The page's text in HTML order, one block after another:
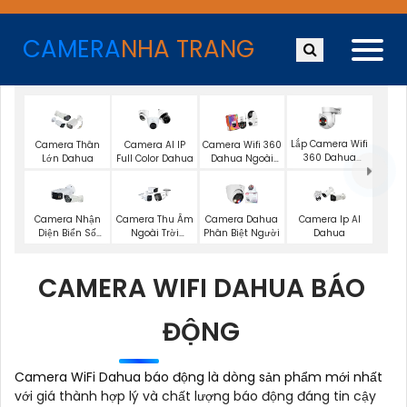
CAMERANHA TRANG
Camera Thân
Lớn Dahua
Camera AI IP
Full Color Dahua
Camera Wifi 360
Dahua Ngoài
Lắp Camera Wifi
360 Dahua
Camera Nhận
Diện Biển Số
Camera Thu Âm
Ngoài Trời
Camera Dahua
Phân Biệt Người
Camera Ip AI
Dahua
CAMERA WIFI DAHUA BÁO
ĐỘNG
Camera WiFi Dahua báo động là dòng sản phẩm mới nhất
với giá thành hợp lý và chất lượng báo động đáng tin cậy